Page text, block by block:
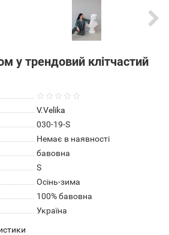
у трендовий клітчастий
V.Velika
030-19-S
Немає в наявності
бавовна
S
Осінь-зима
100% бавовна
Україна